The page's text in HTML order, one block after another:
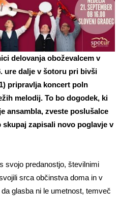
delovanja oboževalcem v
ure dalje v šotoru pri bivši
pripravlja koncert poln
melodij. To bo dogodek, ki
ansambla, zveste poslušalce
zapisali novo poglavje v
svojo predanostjo, številnimi
srca občinstva doma in v
glasba ni le umetnost, temveč